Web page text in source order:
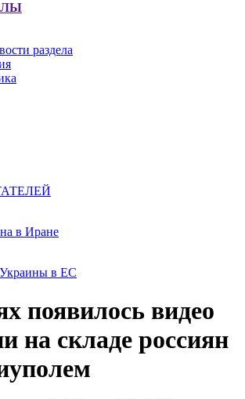
раздела
в Иране
в ЕС
появилось видео
на складе россиян